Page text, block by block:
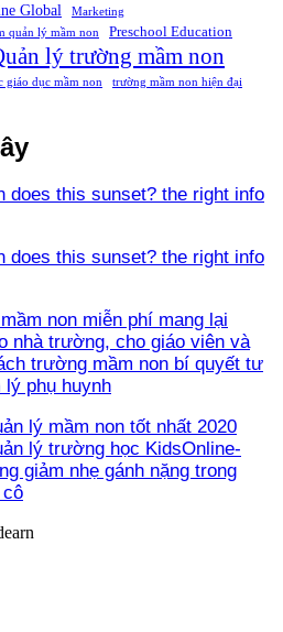
Global Marketing
quản lý mầm non Preschool Education
lý trường mầm non
giáo dục mầm non
trường mầm non hiện đại
does this sunset? the right info
does this sunset? the right info
non miễn phí mang lại
nhà trường, cho giáo viên và
trường mầm non bí quyết tư
lý phụ huynh
lý mầm non tốt nhất 2020
lý trường học KidsOnline-
giảm nhẹ gánh nặng trong